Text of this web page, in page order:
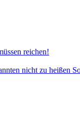
reichen!
nicht zu heißen